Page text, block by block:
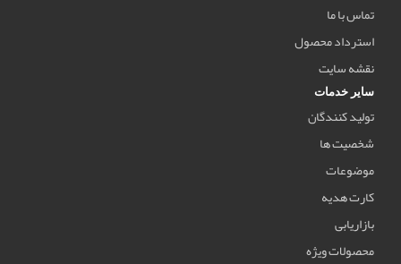
تماس با ما
استرداد محصول
نقشه سایت
سایر خدمات
تولید کنندگان
شخصیت ها
موضوعات
کارت هدیه
بازاریابی
محصولات ویژه